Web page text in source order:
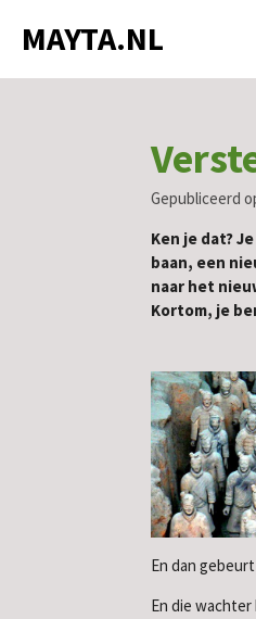
direct
MAYTA.NL
Gepubliceerd
Ken je dat?
baan, een
naar het
Kortom, je
En dan
En die